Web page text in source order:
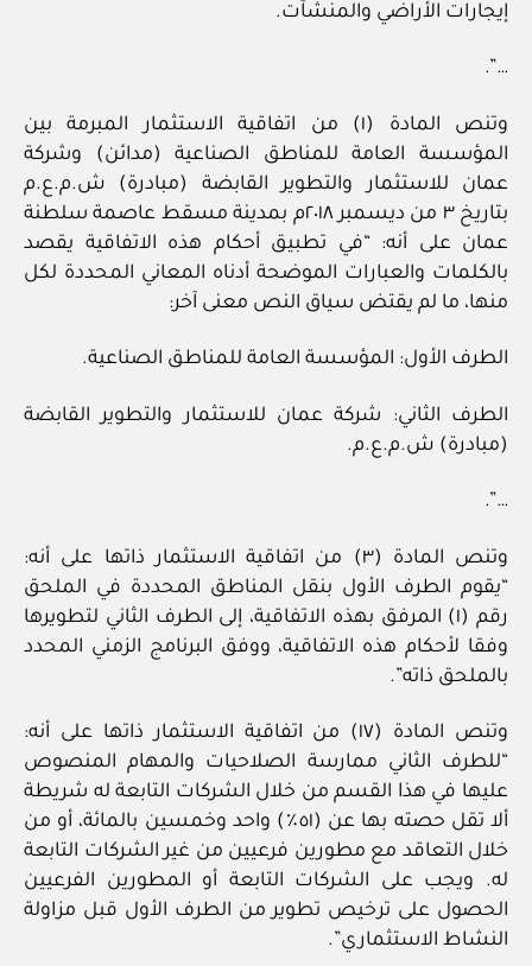
إيجارات الأراضي والمنشآت.
…”.
وتنص المادة (١) من اتفاقية الاستثمار المبرمة بين
المؤسسة العامة للمناطق الصناعية (مدائن) وشركة
عمان للاستثمار والتطوير القابضة (مبادرة) ش.م.ع.م
بتاريخ ٣ من ديسمبر ٢٠١٨م بمدينة مسقط عاصمة سلطنة
عمان على أنه: “في تطبيق أحكام هذه الاتفاقية يقصد
بالكلمات والعبارات الموضحة أدناه المعاني المحددة لكل
منها، ما لم يقتض سياق النص معنى آخر:
الطرف الأول: المؤسسة العامة للمناطق الصناعية.
الطرف الثاني: شركة عمان للاستثمار والتطوير القابضة
(مبادرة) ش.م.ع.م.
…”.
وتنص المادة (٣) من اتفاقية الاستثمار ذاتها على أنه:
“يقوم الطرف الأول بنقل المناطق المحددة في الملحق
رقم (١) المرفق بهذه الاتفاقية، إلى الطرف الثاني لتطويرها
وفقا لأحكام هذه الاتفاقية، ووفق البرنامج الزمني المحدد
بالملحق ذاته”.
وتنص المادة (١٧) من اتفاقية الاستثمار ذاتها على أنه:
“للطرف الثاني ممارسة الصلاحيات والمهام المنصوص
عليها في هذا القسم من خلال الشركات التابعة له شريطة
ألا تقل حصته بها عن (٥١٪) واحد وخمسين بالمائة، أو من
خلال التعاقد مع مطورين فرعيين من غير الشركات التابعة
له. ويجب على الشركات التابعة أو المطورين الفرعيين
الحصول على ترخيص تطوير من الطرف الأول قبل مزاولة
النشاط الاستثماري”.